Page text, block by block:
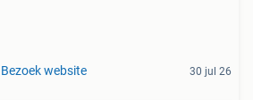
Bezoek website 30 jul 26